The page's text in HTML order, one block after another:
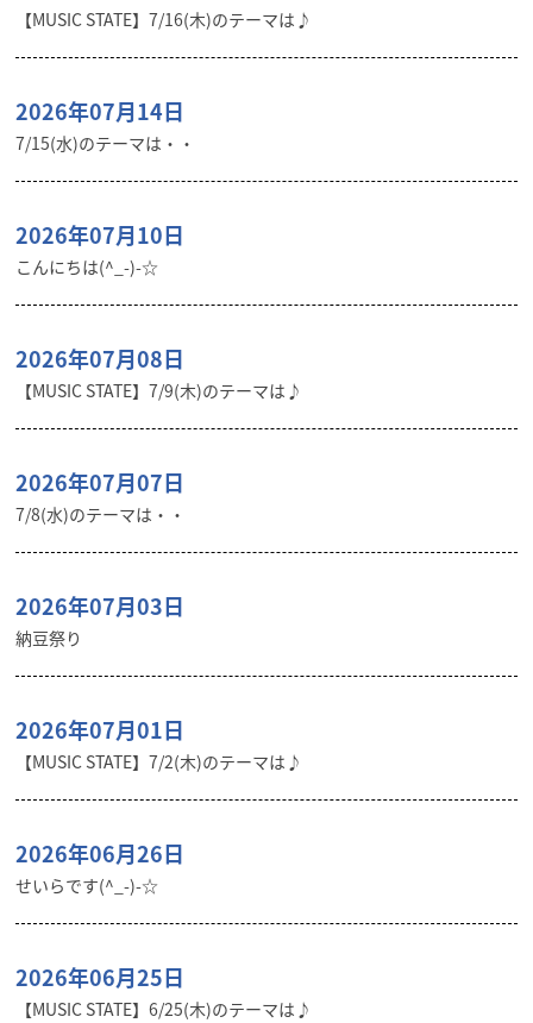
【MUSIC STATE】7/16(木)のテーマは♪
2026年07月14日
7/15(水)のテーマは・・
2026年07月10日
こんにちは(^_-)-☆
2026年07月08日
【MUSIC STATE】7/9(木)のテーマは♪
2026年07月07日
7/8(水)のテーマは・・
2026年07月03日
納豆祭り
2026年07月01日
【MUSIC STATE】7/2(木)のテーマは♪
2026年06月26日
せいらです(^_-)-☆
2026年06月25日
【MUSIC STATE】6/25(木)のテーマは♪